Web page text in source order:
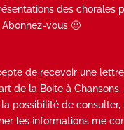
des chorales
Abonnez-vous 🙂
de recevoir une
de la Boite à
possibilité de consulter,
les informations me